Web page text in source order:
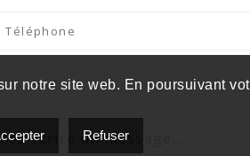
notre site web. En poursuivant
Refuser